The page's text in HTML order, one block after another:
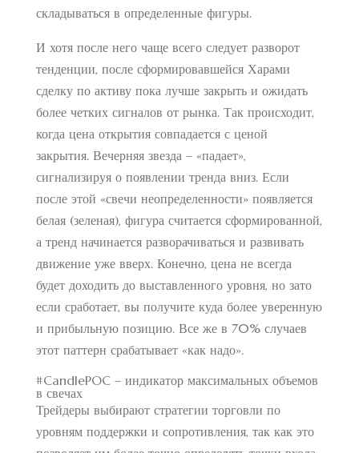
складываться в определенные фигуры.
И хотя после него чаще всего следует разворот
тенденции, после сформировавшейся Харами
сделку по активу пока лучше закрыть и ожидать
более четких сигналов от рынка. Так происходит,
когда цена открытия совпадается с ценой
закрытия. Вечерняя звезда – «падает»,
сигнализируя о появлении тренда вниз. Если
после этой «свечи неопределенности» появляется
белая (зеленая), фигура считается сформированной,
а тренд начинается разворачиваться и развивать
движение уже вверх. Конечно, цена не всегда
будет доходить до выставленного уровня, но зато
если сработает, вы получите куда более уверенную
и прибыльную позицию. Все же в 70% случаев
этот паттерн срабатывает «как надо».
#CandlePOC – индикатор максимальных объемов
в свечах
Трейдеры выбирают стратегии торговли по
уровням поддержки и сопротивления, так как это